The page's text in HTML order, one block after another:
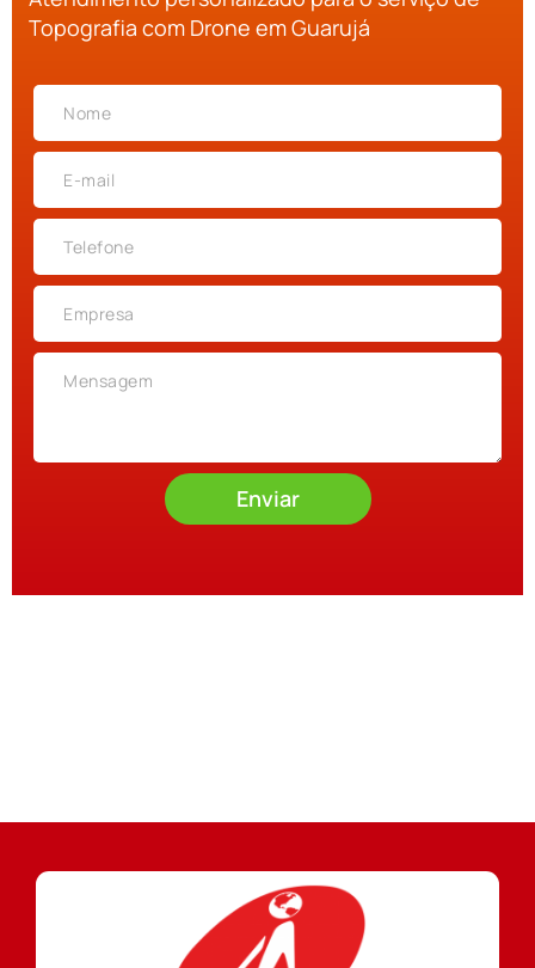
Topografia com Drone em Guarujá
Enviar